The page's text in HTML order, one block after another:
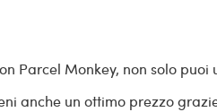
Parcel Monkey, non solo
anche un ottimo prezzo